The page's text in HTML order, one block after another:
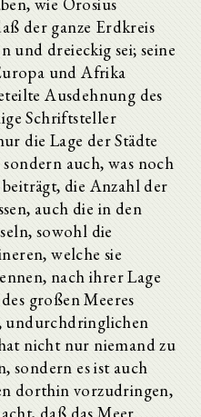
der ganze Erdkreis
und dreieckig sei; seine
und Afrika
Ausdehnung des
Schriftsteller
die Lage der Städte
auch, was noch
die Anzahl der
auch die in den
sowohl die
welche sie
nach ihrer Lage
großen Meeres
undurchdringlichen
nicht nur niemand zu
sondern es ist auch
dorthin vorzudringen,
daß das Meer